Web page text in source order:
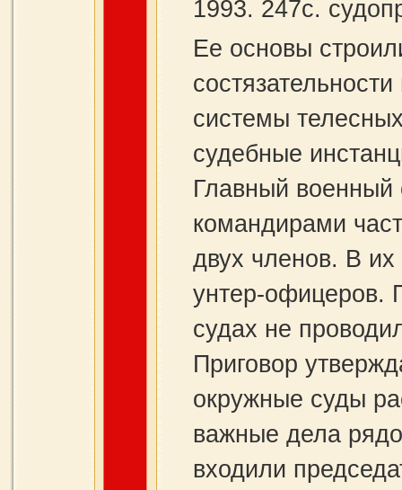
1993. 247c.
Ее основы
системы
судебные
Главный военный
командирами
двух членов. В
унтер-офицеров.
судах не
Приговор
окружные суды
важные дела
входили